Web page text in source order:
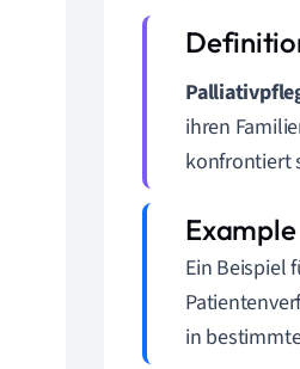
ihren
konfrontiert
Ein Beispiel
in